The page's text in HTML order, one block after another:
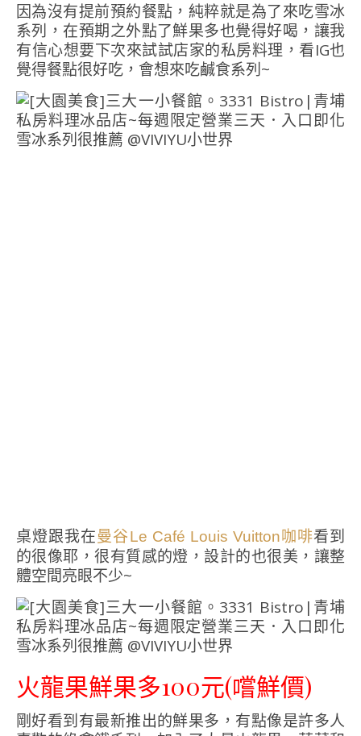
因為沒有提前預約餐點，純粹就是為了來吃雪冰
系列，在預期之外點了鮮果多也覺得好喝，讓我
有信心想要下次來試試店家的私房料理，看IG也
覺得餐點很好吃，會想來吃鹹食系列~
桌燈跟我在曼谷Le Café Louis Vuitton咖啡看到
的很像耶，很有質感的燈，設計的也很美，讓整
體空間亮眼不少~
火龍果鮮果多100元(嚐鮮價)
剛好看到有最新推出的鮮果多，有點像是許多人